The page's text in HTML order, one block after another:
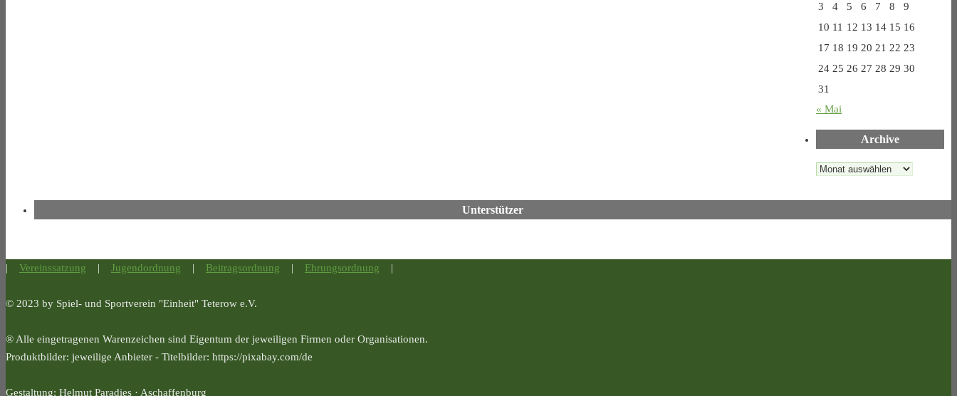
3
4 5 6 7 8
9
10 11 12 13 14 15 16
17 18 19 20 21 22 23
24 25 26 27 28 29 30
31
« Mai
Archive
Archive
Unterstützer
| Vereinssatzung | Jugendordnung | Beitragsordnung | Ehrungsordnung |
© 2023 by Spiel- und Sportverein "Einheit" Teterow e.V.
® Alle eingetragenen Warenzeichen sind Eigentum der jeweiligen Firmen oder Organisationen.
Produktbilder: jeweilige Anbieter - Titelbilder: https://pixabay.com/de
Gestaltung: Helmut Paradies · Aschaffenburg